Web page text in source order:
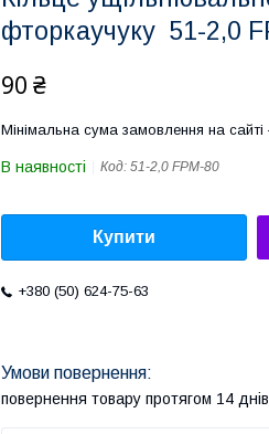
фторкаучуку 51-2,0
90 ₴
Мінімальна сума замовлення на
В наявності Код: 51-2,0 FPM-80
Купити
+380 (50) 624-75-63
повернення товару протягом 14 днів